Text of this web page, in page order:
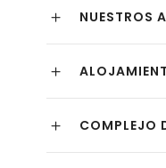
NUESTROS
COMPLEJO